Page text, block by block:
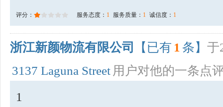
评分： 服务态度： 1 服务质量： 1 诚信度： 1
浙江新颜物流有限公司 【已有 1 条】 于
3137 Laguna Street 用户对他的一条点
1